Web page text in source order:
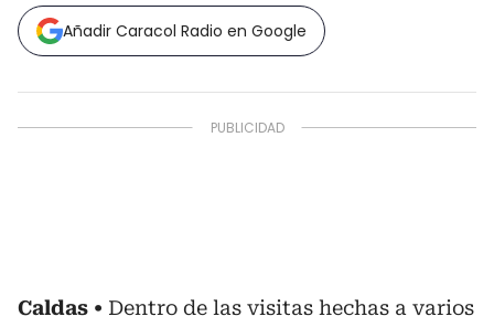
Añadir Caracol Radio en Google
Caldas
Dentro de las visitas hechas a varios